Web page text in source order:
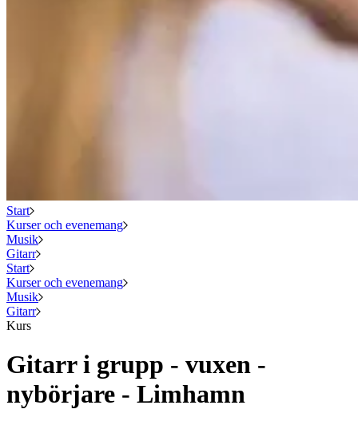
Start
Kurser och evenemang
Musik
Gitarr
Start
Kurser och evenemang
Musik
Gitarr
Kurs
Gitarr i grupp - vuxen -
nybörjare - Limhamn